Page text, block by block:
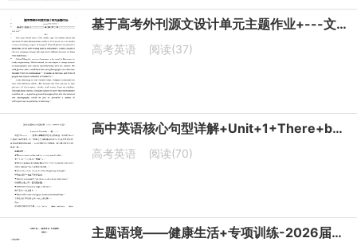
基于高考外刊源文设计单元主题作业+---文学与艺术+-2026届高三英语一轮复习专项
高考英语 阅读(37)
高中英语核心句型详解+Unit+1+There+be句型+清单+-2026届高三英语一轮复习专项
高考英语 阅读(70)
主题语境——健康生活+专项训练-2026届高三英语一轮复习